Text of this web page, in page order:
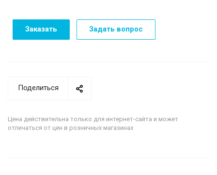
Заказать Задать вопрос
Поделиться
Цена действительна только для интернет-сайта и может
отличаться от цен в розничных магазинах